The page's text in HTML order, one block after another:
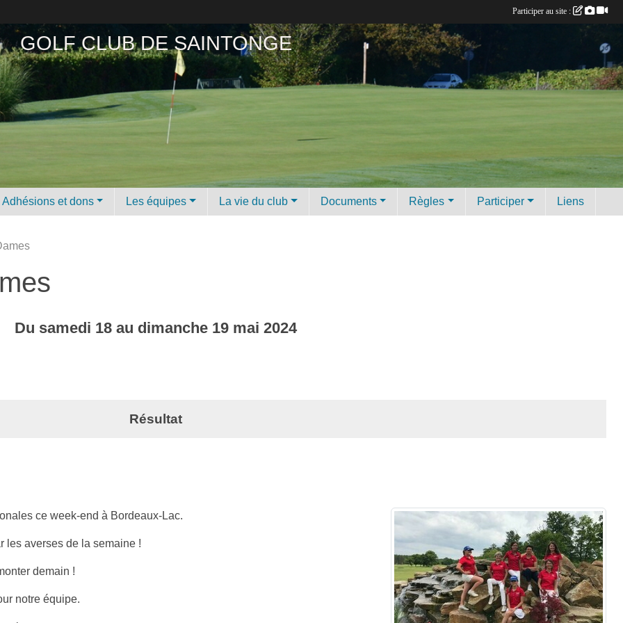
GOLF CLUB DE SAINTONGE
Adhésions et dons Les équipes La vie du club Documents Règles Participer Liens
Du samedi 18 au dimanche 19 mai 2024
Résultat
ce week-end à Bordeaux-Lac.
les averses de la semaine !
demain !
notre équipe.
Participer au site :